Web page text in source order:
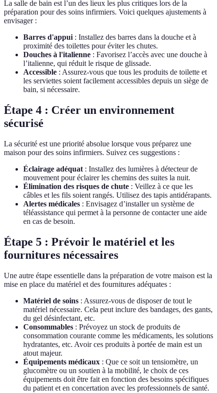
La salle de bain est l’un des lieux les plus critiques lors de la
préparation pour des soins infirmiers. Voici quelques ajustements à
envisager :
Barres d'appui: Installez des barres dans la douche et à
proximité des toilettes pour éviter les chutes.
Douches à l'italienne : Favorisez l’accès avec une douche à
l’italienne, qui réduit le risque de glissade.
Accessible : Assurez-vous que tous les produits de toilette et
les serviettes soient facilement accessibles depuis un siège de
bain, si nécessaire.
Étape 4 : Créer un environnement
sécurisé
La sécurité est une priorité absolue lorsque vous préparez une
maison pour des soins infirmiers. Suivez ces suggestions :
Éclairage adéquat : Installez des lumières à détecteur de
mouvement pour éclairer les chemins des suites la nuit.
Élimination des risques de chute : Veillez à ce que les
câbles et les fils soient rangés. Utilisez des tapis antidérapants.
Alertes médicales : Envisagez d’installer un système de
téléassistance qui permet à la personne de contacter une aide
en cas de besoin.
Étape 5 : Prévoir le matériel et les
fournitures nécessaires
Une autre étape essentielle dans la préparation de votre maison est la
mise en place du matériel et des fournitures adéquates :
Matériel de soins : Assurez-vous de disposer de tout le
matériel nécessaire. Cela peut inclure des bandages, des gants,
du gel désinfectant, etc.
Consommables : Prévoyez un stock de produits de
consommation courante comme les médicaments, les solutions
hydratantes, etc. Avoir ces produits à portée de main est un
atout majeur.
Équipements médicaux : Que ce soit un tensiomètre, un
glucomètre ou un soutien à la mobilité, le choix de ces
équipements doit être fait en fonction des besoins spécifiques
du patient et en concertation avec les professionnels de santé.